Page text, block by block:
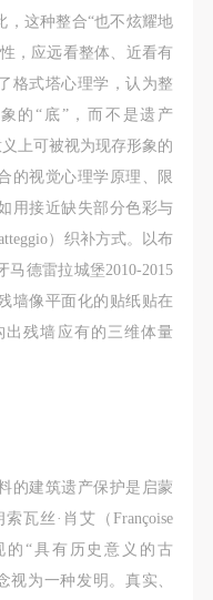
，这种整合“也不炫耀地
，应远看整体、近看有
格式塔心理学，认为整
的“底”，而不是遗产
上可被视为现存形象的
的视觉心理学原理、限
用接近缺失部分色彩与
）织补方式。以布
德雷拉城堡2010-2015
墙像平面化的贴纸贴在
出残墙应有的三维体量
的建筑遗产保护是启蒙
瓦丝·肖艾（Françoise
的“具有历史意义的古
视为一种发明。真实、